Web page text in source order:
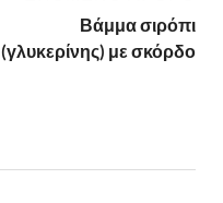
Βάμμα σιρόπι
(γλυκερίνης) με σκόρδο